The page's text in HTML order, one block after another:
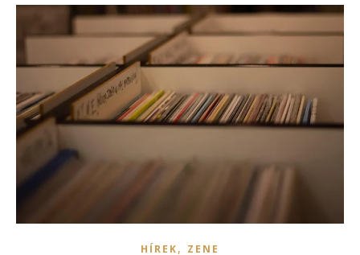
HÍREK, ZENE